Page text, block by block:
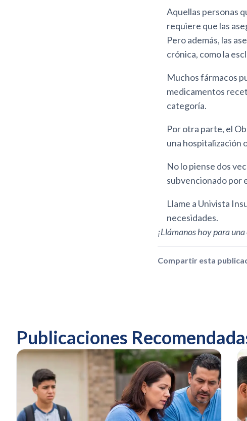
Aquellas personas
requiere que las
Pero además, las
crónica, como la
Muchos fármacos
medicamentos
categoría.
Por otra parte, el
una hospitalización
No lo piense dos
subvencionado por
Llame a Univista
necesidades.
¡Llámanos hoy para
Compartir esta
Publicaciones